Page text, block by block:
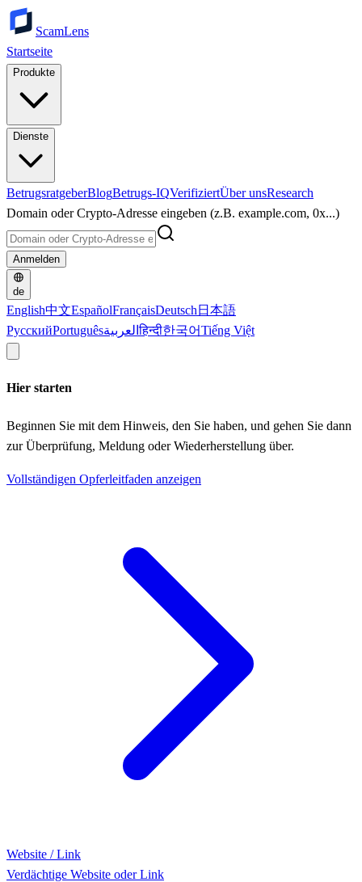
ScamLens
Startseite
Produkte
Dienste
BetrugsratgeberBlogBetrugs-IQVerifiziertÜber unsResearch
Domain oder Crypto-Adresse eingeben (z.B. example.com, 0x...)
Anmelden
de
English中文EspañolFrançaisDeutsch 日本語
РусскийPortuguêsالعربيةहिन्दी한국어Tiếng Việt
Hier starten
Beginnen Sie mit dem Hinweis, den Sie haben, und gehen Sie dann
zur Überprüfung, Meldung oder Wiederherstellung über.
Vollständigen Opferleitfaden anzeigen
Website / Link
Verdächtige Website oder Link